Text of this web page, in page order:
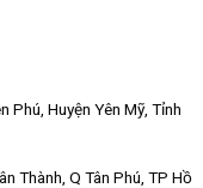
Phú, Huyện Yên Mỹ, Tỉnh
Thành, Q Tân Phú, TP Hồ